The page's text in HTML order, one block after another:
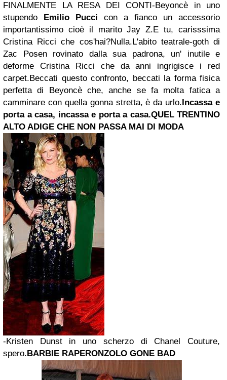
FINALMENTE LA RESA DEI CONTI-Beyoncè in uno
stupendo Emilio Pucci con a fianco un accessorio
importantissimo cioè il marito Jay Z.E tu, carisssima
Cristina Ricci che cos'hai?Nulla.L'abito teatrale-goth di
Zac Posen rovinato dalla sua padrona, un' inutile e
deforme Cristina Ricci che da anni ingrigisce i red
carpet.Beccati questo confronto, beccati la forma fisica
perfetta di Beyoncè che, anche se fa molta fatica a
camminare con quella gonna stretta, è da urlo.Incassa e
porta a casa, incassa e porta a casa.QUEL TRENTINO
ALTO ADIGE CHE NON PASSA MAI DI MODA
-Kristen Dunst in uno scherzo di Chanel Couture,
spero.BARBIE RAPERONZOLO GONE BAD